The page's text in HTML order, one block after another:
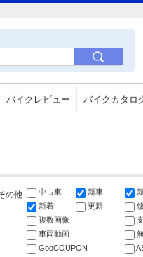
バイクレビュー バイクカタロ
の他 中古車 新車
新着
更新
複数画像
車両動画
GooCOUPON